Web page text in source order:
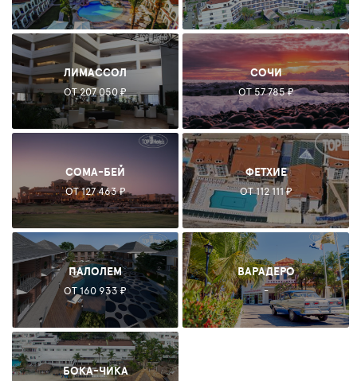
ЛИМАССОЛ
ОТ 207 050 ₽
СОЧИ
ОТ 57 785 ₽
СОМА-БЕЙ
ОТ 127 463 ₽
ФЕТХИЕ
ОТ 112 111 ₽
ПАЛОЛЕМ
ОТ 160 933 ₽
ВАРАДЕРО
-
БОКА-ЧИКА